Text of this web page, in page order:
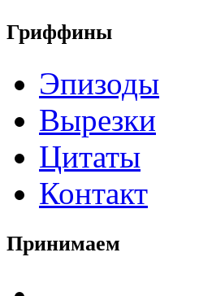
Гриффины
Эпизоды
Вырезки
Цитаты
Контакт
Принимаем